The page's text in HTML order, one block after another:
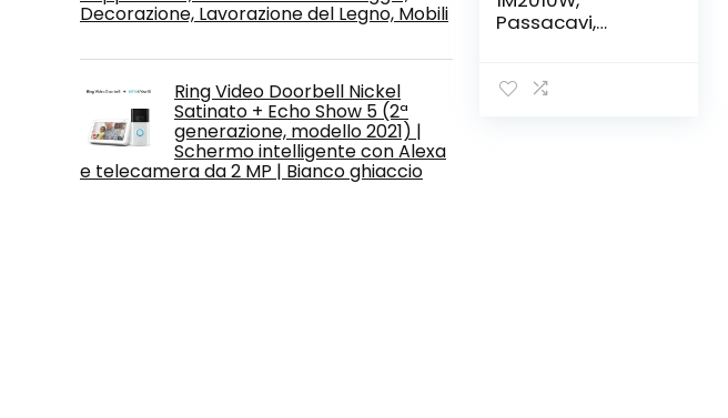
Decorazione, Lavorazione del Legno, Mobili
Ring Video Doorbell Nickel
Satinato + Echo Show 5 (2ª
generazione, modello 2021) |
Schermo intelligente con Alexa
e telecamera da 2 MP | Bianco ghiaccio
Passacavi,
Canalina